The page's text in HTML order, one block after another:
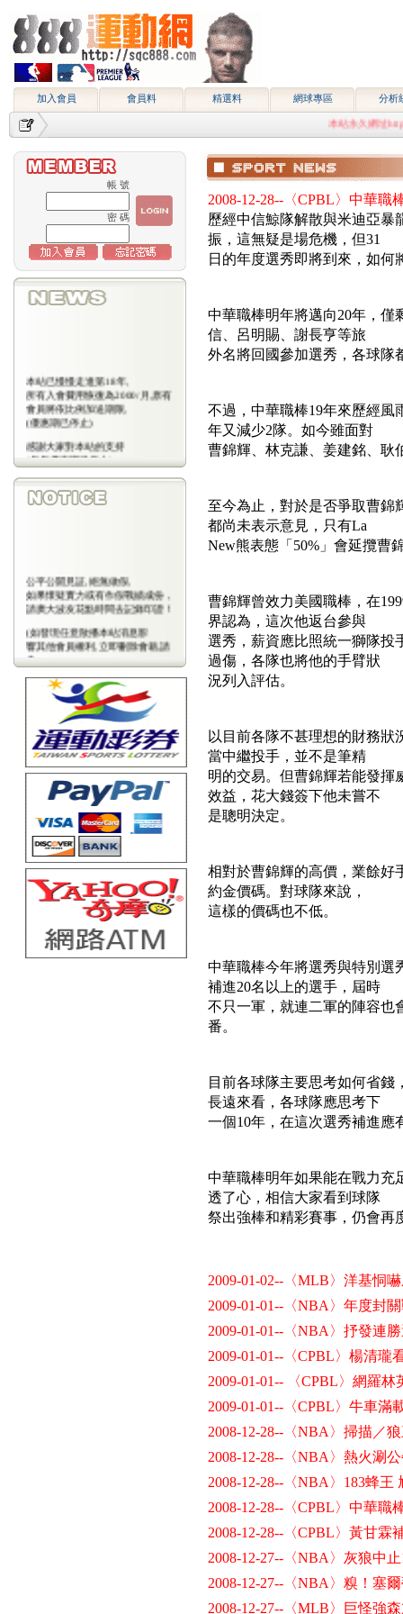
加入會員 會員料 精選料 網球專區 分析
本站永久網址http://
帳 號
密 碼
本站已慢慢走進第18年,
所有入會費用恢復為2000/月,原有
會員將依比例加送期限,
(優惠期已停止)
感謝大家對本站的支持
(包年優惠期已停止)
公平公開見証,絕無做假,
如果懷疑實力或有作假戰績成份，
請廣大波友花點時間去記錄印證！
(如發現任意散播本站消息影
響其他會員權利,立即刪除會藉,請
會
員注意)
2008-12-28--〈CPBL〉中華職
歷經中信鯨隊解散與米迪亞暴
振，這無疑是場危機，但31
日的年度選秀即將到來，如
中華職棒明年將邁向20年，僅
信、呂明賜、謝長亨等旅
外名將回國參加選秀，各球隊
不過，中華職棒19年來歷經
年又減少2隊。如今雖面對
曹錦輝、林克謙、姜建銘、耿
至今為止，對於是否爭取曹錦
都尚未表示意見，只有La
New熊表態「50%」會延攬曹
曹錦輝曾效力美國職棒，在
界認為，這次他返台參與
選秀，薪資應比照統一獅隊投
過傷，各隊也將他的手臂狀
況列入評估。
以目前各隊不甚理想的財務狀
當中繼投手，並不是筆精
明的交易。但曹錦輝若能發揮
效益，花大錢簽下他未嘗不
是聰明決定。
相對於曹錦輝的高價，業餘好
約金價碼。對球隊來說，
這樣的價碼也不低。
中華職棒今年將選秀與特別選
補進20名以上的選手，屆時
不只一軍，就連二軍的陣容也
番。
目前各球隊主要思考如何省
長遠來看，各球隊應思考下
一個10年，在這次選秀補進應
中華職棒明年如果能在戰力充
透了心，相信大家看到球隊
祭出強棒和精彩賽事，仍會再
2009-01-02--〈MLB〉洋基恫
2009-01-01--〈NBA〉年度封
2009-01-01--〈NBA〉抒發連
2009-01-01--〈CPBL〉楊清瓏
2009-01-01-- 〈CPBL〉網羅林
2009-01-01--〈CPBL〉牛車滿
2008-12-28--〈NBA〉掃描／
2008-12-28--〈NBA〉熱火涮
2008-12-28--〈NBA〉183蜂王
2008-12-28--〈CPBL〉中華職
2008-12-28--〈CPBL〉黃甘霖
2008-12-27--〈NBA〉灰狼中
2008-12-27--〈NBA〉糗！塞
2008-12-27--〈MLB〉巨怪強